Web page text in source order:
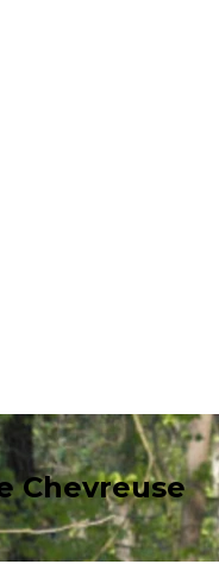
Chevreuse